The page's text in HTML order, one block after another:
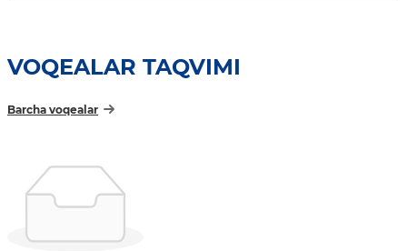
VOQEALAR TAQVIMI
Barcha voqealar